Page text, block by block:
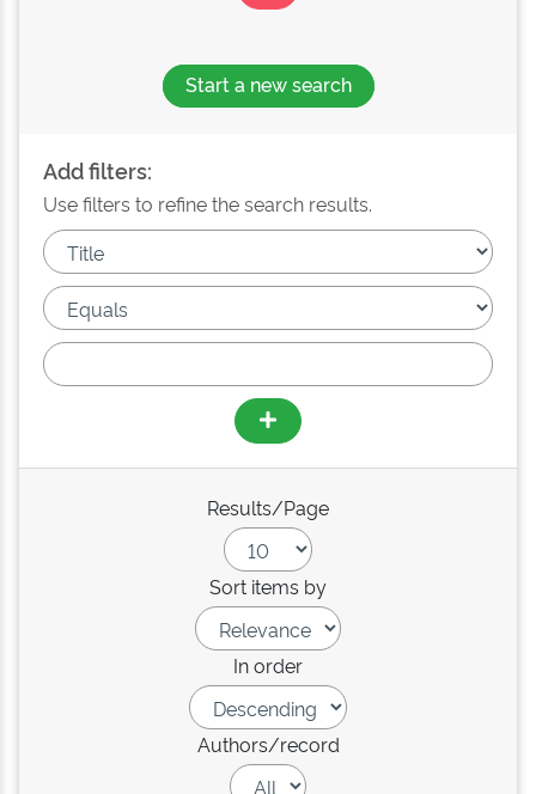
Start a new search
Add filters:
Use filters to refine the search results.
Results/Page
Sort items by
In order
Authors/record